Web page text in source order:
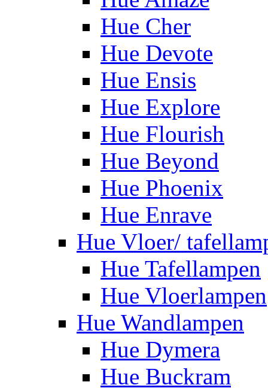
Hue Cher
Hue Devote
Hue Ensis
Hue Explore
Hue Flourish
Hue Beyond
Hue Phoenix
Hue Enrave
Hue Vloer/
Hue Tafellampen
Hue Vloerlampen
Hue Wandlampen
Hue Dymera
Hue Buckram